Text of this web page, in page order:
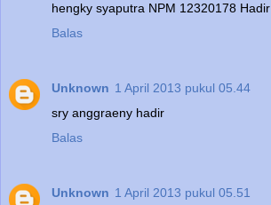
hengky syaputra NPM 12320178 Hadir
Balas
Unknown 1 April 2013 pukul 05.44
sry anggraeny hadir
Balas
Unknown 1 April 2013 pukul 05.51